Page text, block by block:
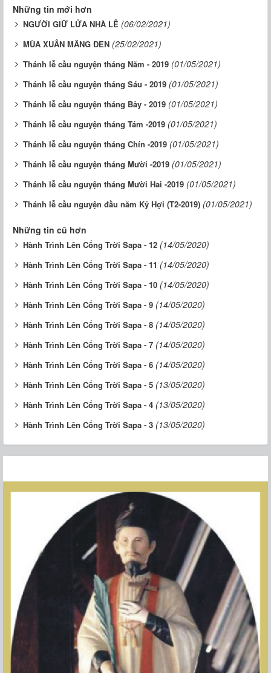
Những tin mới hơn
NGƯỜI GIỮ LỬA NHÀ LÊ (06/02/2021)
MÙA XUÂN MĂNG ĐEN (25/02/2021)
Thánh lễ cầu nguyện tháng Năm - 2019 (01/05/2021)
Thánh lễ cầu nguyện tháng Sáu - 2019 (01/05/2021)
Thánh lễ cầu nguyện tháng Bảy - 2019 (01/05/2021)
Thánh lễ cầu nguyện tháng Tám -2019 (01/05/2021)
Thánh lễ cầu nguyện tháng Chín -2019 (01/05/2021)
Thánh lễ cầu nguyện tháng Mười -2019 (01/05/2021)
Thánh lễ cầu nguyện tháng Mười Hai -2019 (01/05/2021)
Thánh lễ cầu nguyện đầu năm Kỷ Hợi (T2-2019) (01/05/2021)
Những tin cũ hơn
Hành Trình Lên Cổng Trời Sapa - 12 (14/05/2020)
Hành Trình Lên Cổng Trời Sapa - 11 (14/05/2020)
Hành Trình Lên Cổng Trời Sapa - 10 (14/05/2020)
Hành Trình Lên Cổng Trời Sapa - 9 (14/05/2020)
Hành Trình Lên Cổng Trời Sapa - 8 (14/05/2020)
Hành Trình Lên Cổng Trời Sapa - 7 (14/05/2020)
Hành Trình Lên Cổng Trời Sapa - 6 (14/05/2020)
Hành Trình Lên Cổng Trời Sapa - 5 (13/05/2020)
Hành Trình Lên Cổng Trời Sapa - 4 (13/05/2020)
Hành Trình Lên Cổng Trời Sapa - 3 (13/05/2020)